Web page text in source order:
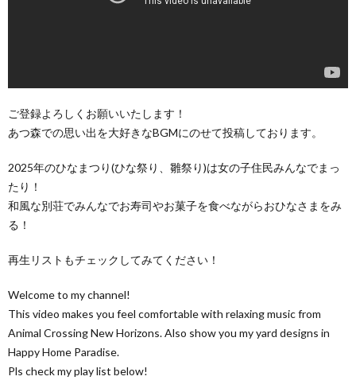
ご登録よろしくお願いいたします！
あつ森での思い出を大好きなBGMにのせて投稿しております。
2025年のひなまつり(ひな祭り、雛祭り)は女の子住民みんなでまっ
たり！
和風な別荘でみんなでお寿司やお菓子を食べながらおひなさまをみ
る！
再生リストもチェックしてみてください！
Welcome to my channel!
This video makes you feel comfortable with relaxing music from
Animal Crossing New Horizons. Also show you my yard designs in
Happy Home Paradise.
Pls check my play list below!